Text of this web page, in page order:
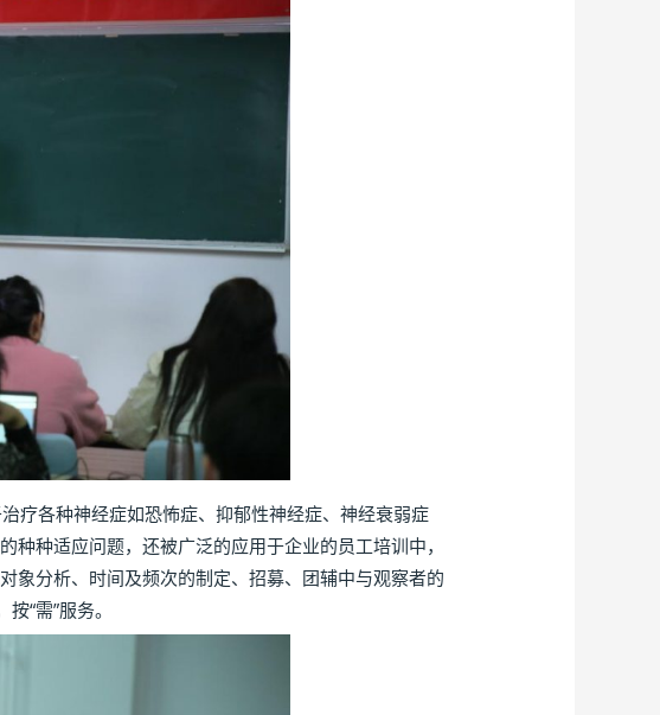
各种神经症如恐怖症、抑郁性神经症、神经衰弱症
种适应问题，还被广泛的应用于企业的员工培训中，
象分析、时间及频次的制定、招募、团辅中与观察者的
“需”服务。